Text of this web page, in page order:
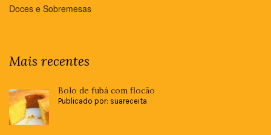
Doces e Sobremesas
Mais recentes
Bolo de fubá com flocão
Publicado por: suareceita